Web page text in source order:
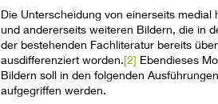
Die Unterscheidung von einerseits
und andererseits weiteren Bildern, die in
der bestehenden Fachliteratur bereits
ausdifferenziert worden.[2] Ebendieses
Bildern soll in den folgenden
aufgegriffen werden.